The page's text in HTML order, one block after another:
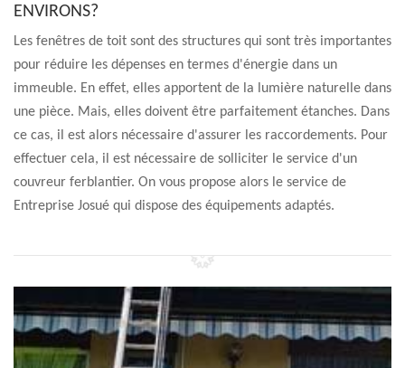
ENVIRONS?
Les fenêtres de toit sont des structures qui sont très importantes
pour réduire les dépenses en termes d'énergie dans un
immeuble. En effet, elles apportent de la lumière naturelle dans
une pièce. Mais, elles doivent être parfaitement étanches. Dans
ce cas, il est alors nécessaire d'assurer les raccordements. Pour
effectuer cela, il est nécessaire de solliciter le service d'un
couvreur ferblantier. On vous propose alors le service de
Entreprise Josué qui dispose des équipements adaptés.